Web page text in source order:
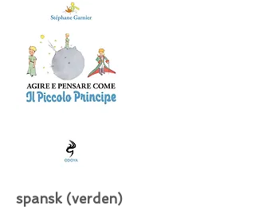
spansk (verden)